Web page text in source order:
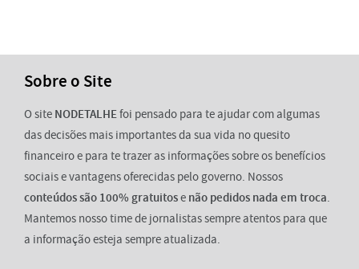
Sobre o Site
O site NODETALHEfoi pensado para te ajudar com algumas
das decisões mais importantes da sua vida no quesito
financeiro e para te trazer as informações sobre os benefícios
sociais e vantagens oferecidas pelo governo. Nossos
conteúdos são 100% gratuitose não pedidos nada em troca.
Mantemos nosso time de jornalistas sempre atentos para que
a informação esteja sempre atualizada.